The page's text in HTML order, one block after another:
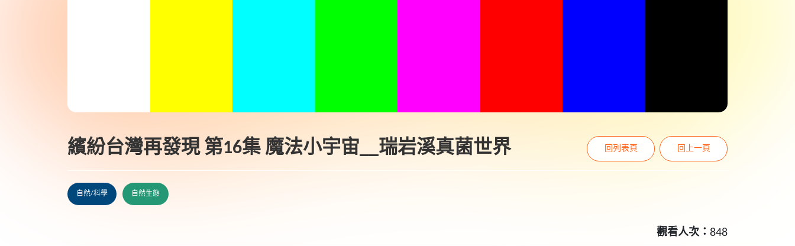
繽紛台灣再發現 第16集 魔法小宇宙__瑞岩溪真菌世界 回列表頁 回上一頁
自然/科學 自然生態
觀看人次： 848